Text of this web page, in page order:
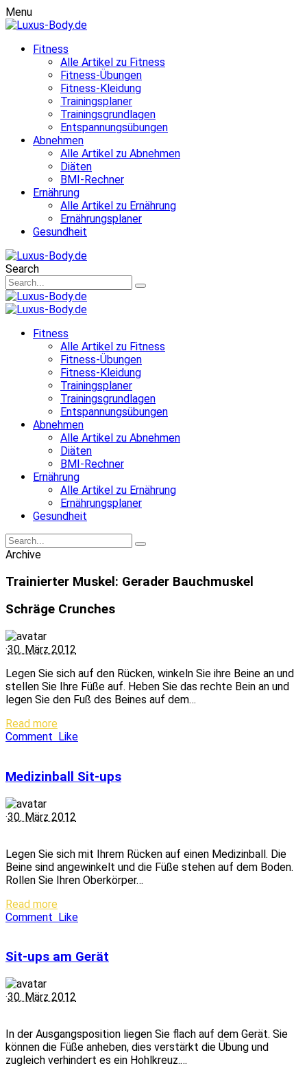
Menu
Fitness
Alle Artikel zu Fitness
Fitness-Übungen
Fitness-Kleidung
Trainingsplaner
Trainingsgrundlagen
Entspannungsübungen
Abnehmen
Alle Artikel zu Abnehmen
Diäten
BMI-Rechner
Ernährung
Alle Artikel zu Ernährung
Ernährungsplaner
Gesundheit
Search
Fitness
Alle Artikel zu Fitness
Fitness-Übungen
Fitness-Kleidung
Trainingsplaner
Trainingsgrundlagen
Entspannungsübungen
Abnehmen
Alle Artikel zu Abnehmen
Diäten
BMI-Rechner
Ernährung
Alle Artikel zu Ernährung
Ernährungsplaner
Gesundheit
Archive
Trainierter Muskel: Gerader Bauchmuskel
Schräge Crunches
·30. März 2012
Legen Sie sich auf den Rücken, winkeln Sie ihre Beine an und
stellen Sie Ihre Füße auf. Heben Sie das rechte Bein an und
legen Sie den Fuß des Beines auf dem…
Read more
Comment
Like
Medizinball Sit-ups
·30. März 2012
Legen Sie sich mit Ihrem Rücken auf einen Medizinball. Die
Beine sind angewinkelt und die Füße stehen auf dem Boden.
Rollen Sie Ihren Oberkörper…
Read more
Comment Like
Sit-ups am Gerät
·30. März 2012
In der Ausgangsposition liegen Sie flach auf dem Gerät. Sie
können die Füße anheben, dies verstärkt die Übung und
zugleich verhindert es ein Hohlkreuz.…